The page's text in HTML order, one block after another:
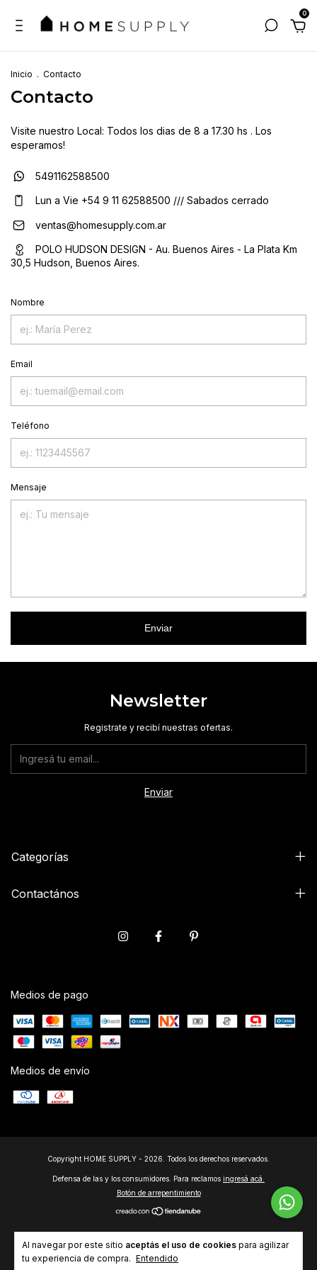
0
Al navegar por este sitio aceptás el uso de cookies para agilizar
tu experiencia de compra. Entendido
Inicio . Contacto
Contacto
Visite nuestro Local: Todos los dias de 8 a 17.30 hs . Los
esperamos!
5491162588500
Lun a Vie ‪+54 9 11 62588500 /// Sabados cerrado
ventas@homesupply.com.ar
POLO HUDSON DESIGN - Au. Buenos Aires - La Plata Km
30,5 Hudson, Buenos Aires.
Nombre
Email
Teléfono
Mensaje
Enviar
Newsletter
Registrate y recibí nuestras ofertas.
Categorías
Contactános
Medios de pago
Medios de envío
Copyright HOME SUPPLY - 2026. Todos los derechos reservados.
Defensa de las y los consumidores. Para reclamos ingresá acá.
Botón de arrepentimiento